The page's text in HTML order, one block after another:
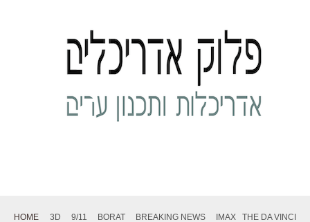
HOME 3D 9/11 BORAT BREAKING NEWS IMAX
THE DA VINCI